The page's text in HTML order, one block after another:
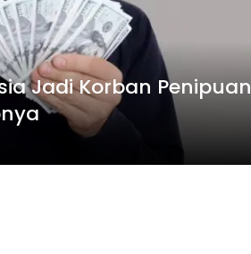
Jadi Korban Penipuan